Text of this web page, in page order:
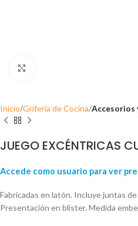
Inicio Grifería de Cocina Accesorios
JUEGO EXCÉNTRICAS
Accede como usuario para ver
Fabricadas en latón. Incluye juntas
Presentación en blister. Medida